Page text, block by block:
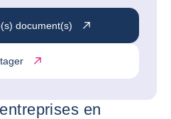
document(s)
en